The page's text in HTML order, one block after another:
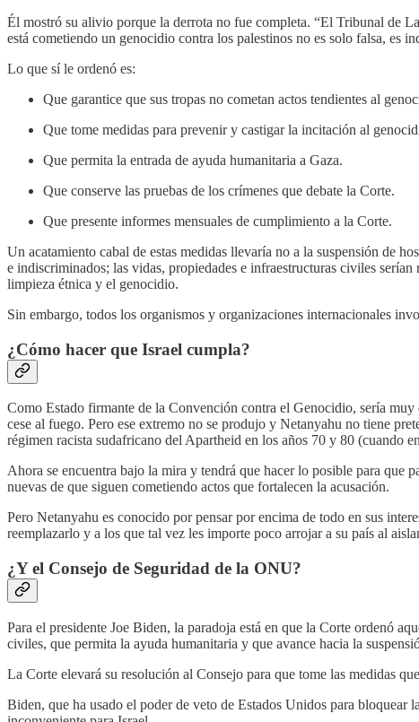
Él mostró su alivio porque la derrota no fue completa. “El Tribunal de
está cometiendo un genocidio contra los palestinos no es solo falsa, es
Lo que sí le ordenó es:
Que garantice que sus tropas no cometan actos tendientes al
Que tome medidas para prevenir y castigar la incitación al
Que permita la entrada de ayuda humanitaria a Gaza.
Que conserve las pruebas de los crímenes que debate la Corte.
Que presente informes mensuales de cumplimiento a la Corte.
Un acatamiento cabal de estas medidas llevaría no a la suspensión de
e indiscriminados; las vidas, propiedades e infraestructuras civiles
limpieza étnica y el genocidio.
Sin embargo, todos los organismos y organizaciones internacionales
¿Cómo hacer que Israel cumpla?
Como Estado firmante de la Convención contra el Genocidio, sería
cese al fuego. Pero ese extremo no se produjo y Netanyahu no tiene
régimen racista sudafricano del Apartheid en los años 70 y 80 (cuando
Ahora se encuentra bajo la mira y tendrá que hacer lo posible para que
nuevas de que siguen cometiendo actos que fortalecen la acusación.
Pero Netanyahu es conocido por pensar por encima de todo en sus
reemplazarlo y a los que tal vez les importe poco arrojar a su país al
¿Y el Consejo de Seguridad de la ONU?
Para el presidente Joe Biden, la paradoja está en que la Corte ordenó
civiles, que permita la ayuda humanitaria y que avance hacia la
La Corte elevará su resolución al Consejo para que tome las medidas
Biden, que ha usado el poder de veto de Estados Unidos para bloquear